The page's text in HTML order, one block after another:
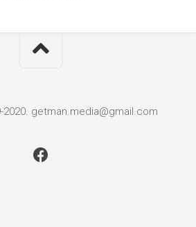
getman.media@gmail.com